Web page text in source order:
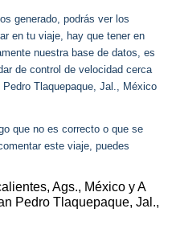
generado, podrás ver los
en tu viaje, hay que tener en
nuestra base de datos, es
de control de velocidad cerca
Tlaquepaque, Jal., México
que no es correcto o que se
este viaje, puedes
Ags., México y A
Pedro Tlaquepaque, Jal.,